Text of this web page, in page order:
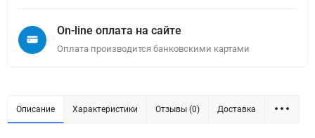
On-line оплата на сайте
Оплата производится банковскими картами
Описание Характеристики Отзывы (0) Доставка